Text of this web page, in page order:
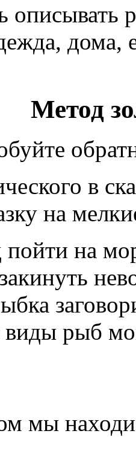
описывать
дома,
Метод
в
на
на
рыб
мы